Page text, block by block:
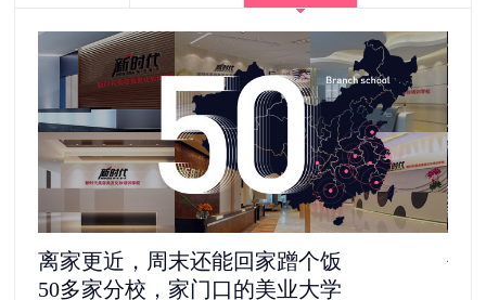
去剧组见“爱豆”，还是自己做老板
1100多家合作单位，给你100种选择
5彩